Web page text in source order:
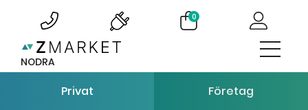
0
NODRA
Privat Företag